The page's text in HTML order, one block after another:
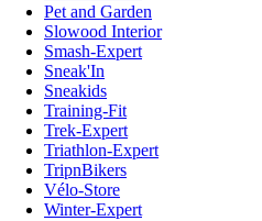
Pet and Garden
Slowood Interior
Smash-Expert
Sneak'In
Sneakids
Training-Fit
Trek-Expert
Triathlon-Expert
TripnBikers
Vélo-Store
Winter-Expert